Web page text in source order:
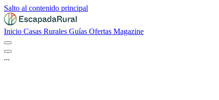
Salto al contenido principal
Inicio Casas Rurales Guías Ofertas Magazine
...